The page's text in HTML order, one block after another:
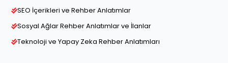
SEO İçerikleri ve Rehber Anlatımlar
Sosyal Ağlar Rehber Anlatımlar ve İlanlar
Teknoloji ve Yapay Zeka Rehber Anlatımları